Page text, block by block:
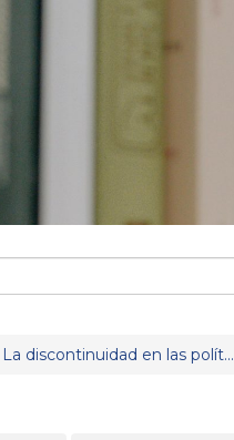
La discontinuidad en las polít...